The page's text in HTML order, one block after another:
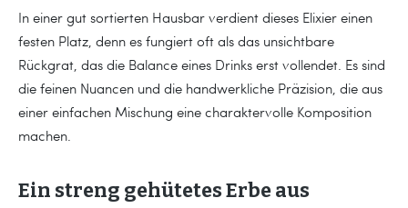
In einer gut sortierten Hausbar verdient dieses Elixier einen
festen Platz, denn es fungiert oft als das unsichtbare
Rückgrat, das die Balance eines Drinks erst vollendet. Es sind
die feinen Nuancen und die handwerkliche Präzision, die aus
einer einfachen Mischung eine charaktervolle Komposition
machen.
Ein streng gehütetes Erbe aus